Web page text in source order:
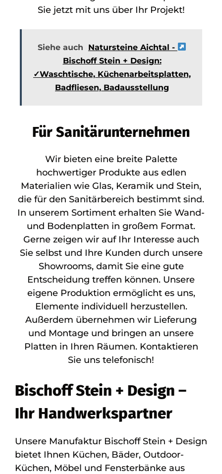
Sie jetzt mit uns über Ihr Projekt!
Siehe auch
Natursteine Aichtal -
Bischoff Stein + Design:
✓Waschtische, Küchenarbeitsplatten,
Badfliesen, Badausstellung
Für Sanitärunternehmen
Wir bieten eine breite Palette
hochwertiger Produkte aus edlen
Materialien wie Glas, Keramik und Stein,
die für den Sanitärbereich bestimmt sind.
In unserem Sortiment erhalten Sie Wand-
und Bodenplatten in großem Format.
Gerne zeigen wir auf Ihr Interesse auch
Sie selbst und Ihre Kunden durch unsere
Showrooms, damit Sie eine gute
Entscheidung treffen können. Unsere
eigene Produktion ermöglicht es uns,
Elemente individuell herzustellen.
Außerdem übernehmen wir Lieferung
und Montage und bringen an unsere
Platten in Ihren Räumen. Kontaktieren
Sie uns telefonisch!
Bischoff Stein + Design –
Ihr Handwerkspartner
Unsere Manufaktur Bischoff Stein + Design
bietet Ihnen Küchen, Bäder, Outdoor-
Küchen, Möbel und Fensterbänke aus